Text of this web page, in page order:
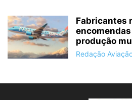
Fabricantes
produção
Redação